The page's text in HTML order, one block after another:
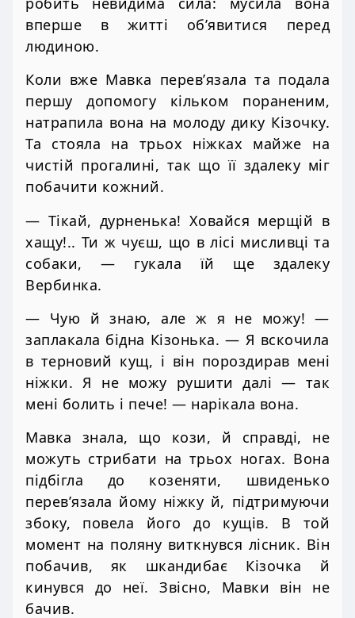
вперше в житті об’явитися перед
людиною.
Коли вже Мавка перев’язала та подала
першу допомогу кільком пораненим,
натрапила вона на молоду дику Кізочку.
Та стояла на трьох ніжках майже на
чистій прогалині, так що її здалеку міг
побачити кожний.
— Тікай, дурненька! Ховайся мерщій в
хащу!.. Ти ж чуєш, що в лісі мисливці та
собаки, — гукала їй ще здалеку
Вербинка.
— Чую й знаю, але ж я не можу! —
заплакала бідна Кізонька. — Я вскочила
в терновий кущ, і він пороздирав мені
ніжки. Я не можу рушити далі — так
мені болить і пече! — нарікала вона.
Мавка знала, що кози, й справді, не
можуть стрибати на трьох ногах. Вона
підбігла до козеняти, швиденько
перев’язала йому ніжку й, підтримуючи
збоку, повела його до кущів. В той
момент на поляну виткнувся лісник. Він
побачив, як шкандибає Кізочка й
кинувся до неї. Звісно, Мавки він не
бачив.